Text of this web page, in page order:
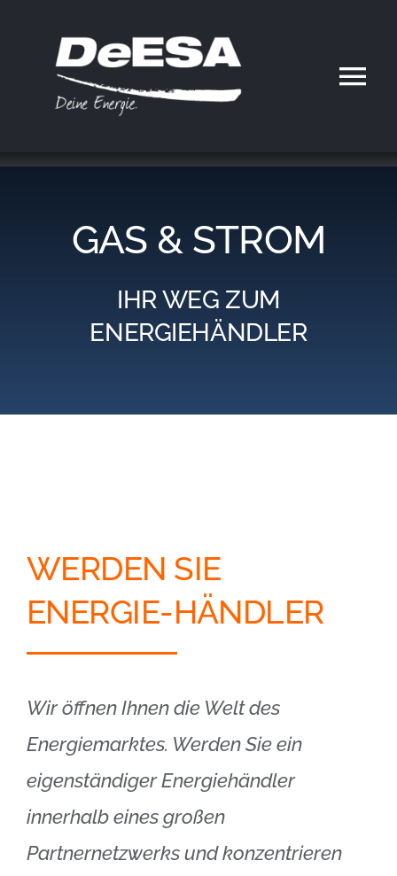
Geschäftsfelder
Partner werden
GAS & STROM
IHR WEG ZUM
ENERGIEHÄNDLER
WERDEN SIE
ENERGIE-HÄNDLER
Wir öffnen Ihnen die Welt des
Energiemarktes. Werden Sie ein
eigenständiger Energiehändler
innerhalb eines großen
Partnernetzwerks und konzentrieren